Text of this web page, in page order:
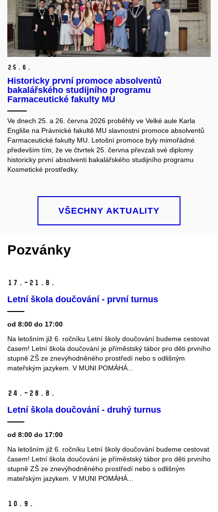
25. 6.
Historicky první promoce absolventů
bakalářského studijního programu
Farmaceutické fakulty MU
Ve dnech 25. a 26. června 2026 proběhly ve Velké aule Karla
Engliše na Právnické fakultě MU slavnostní promoce absolventů
Farmaceutické fakulty MU. Letošní promoce byly mimořádné
především tím, že ve čtvrtek 25. června převzali své diplomy
historicky první absolventi bakalářského studijního programu
Kosmetické prostředky.
VŠECHNY AKTUALITY
Pozvánky
17.–21. 8.
Letní škola doučování - první turnus
od 8:00 do 17:00
Na letošním již 6. ročníku Letní školy doučování budeme cestovat
časem! Letní škola doučování je příměstský tábor pro děti prvního
stupně ZŠ ze znevýhodněného prostředí nebo s odlišným
mateřským jazykem. V MUNI POMÁHÁ...
24.–28. 8.
Letní škola doučování - druhý turnus
od 8:00 do 17:00
Na letošním již 6. ročníku Letní školy doučování budeme cestovat
časem! Letní škola doučování je příměstský tábor pro děti prvního
stupně ZŠ ze znevýhodněného prostředí nebo s odlišným
mateřským jazykem. V MUNI POMÁHÁ...
10. 9.